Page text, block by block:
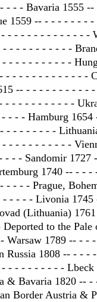
- - - Bavaria 1555
1559 -- - - - - - - -
- - - - - - - - - - - - -
- - - - - - - - - -
- - - - - - - - - -
- - - - - - - - - - - - -
-- - - - - - - - - - -
- - - - - - - - - -
- - - Hamburg 1654
- - - - - - - -
- - - - - - - - - -
- - Sandomir 1727
1740 -- - - -
- - - Prague,
- - - - Livonia
(Lithuania)
to the Pale
Warsaw 1789 -- - -
Russia 1808 -- - - -
- - - - - - - - -
& Bavaria 1820 --
Border Austria &